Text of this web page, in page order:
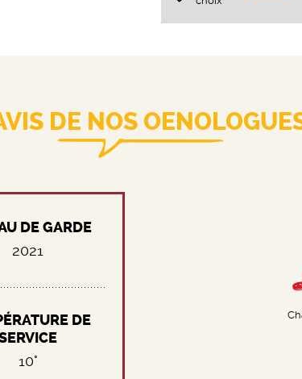
DE NOS
DE GARDE
2021
DE
10°